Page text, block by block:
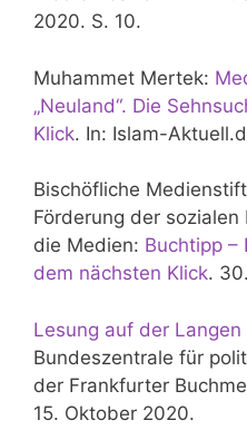
2020. S. 10.
Muhammet Mertek:
„Neuland“. Die
Klick. In: Islam-
Bischöfliche
Förderung der
die Medien: Buchtipp –
dem nächsten Klick.
Lesung auf der
Bundeszentrale für
der Frankfurter
15. Oktober 2020.